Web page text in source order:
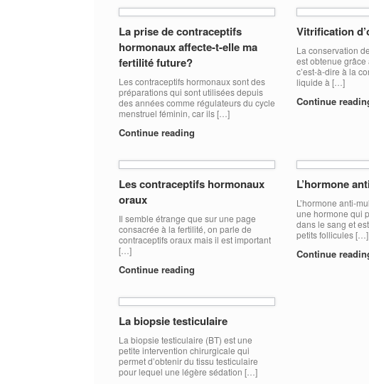
La prise de contraceptifs
hormonaux affecte-t-elle ma
fertilité future?
Les contraceptifs hormonaux sont des
préparations qui sont utilisées depuis
des années comme régulateurs du cycle
menstruel féminin, car ils […]
Continue reading
Vitrification
La conservation
est obtenue
c’est-à-dire à la
liquide à […]
Continue
Les contraceptifs hormonaux
oraux
Il semble étrange que sur une page
consacrée à la fertilité, on parle de
contraceptifs oraux mais il est important
[…]
Continue reading
L’hormone
L’hormone anti-
une hormone qui
dans le sang et
petits follicules […]
Continue
La biopsie testiculaire
La biopsie testiculaire (BT) est une
petite intervention chirurgicale qui
permet d’obtenir du tissu testiculaire
pour lequel une légère sédation […]